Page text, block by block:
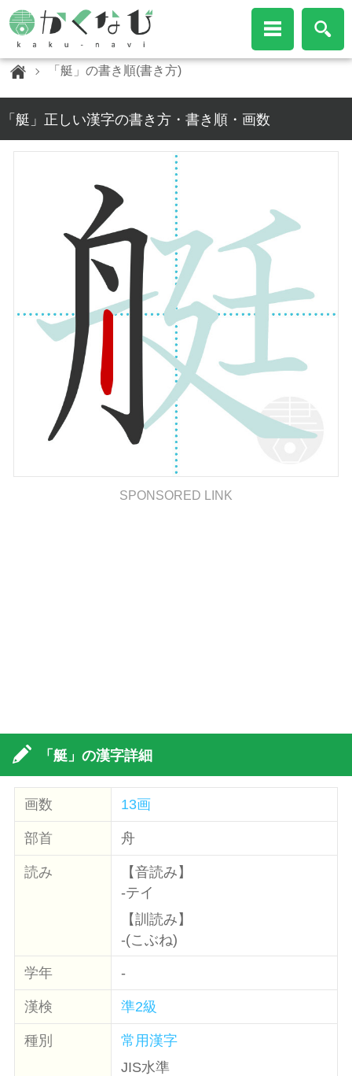
「艇」の書き順(書き方)
「艇」正しい漢字の書き方・書き順・画数
SPONSORED LINK
「艇」の漢字詳細
画数 13画
部首 舟
読み
【音読み】
-テイ
【訓読み】
-(こぶね)
学年 -
漢検 準2級
種別
常用漢字
JIS水準